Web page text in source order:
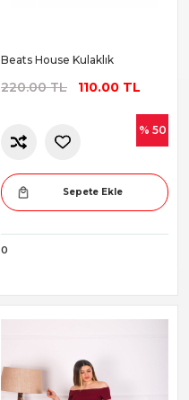
Beats House Kulaklık
220.00 TL110.00 TL
% 50
Sepete Ekle
0